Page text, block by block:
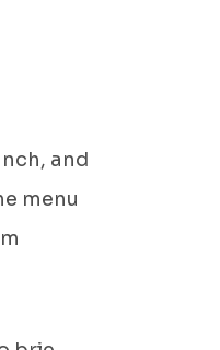
and
menu